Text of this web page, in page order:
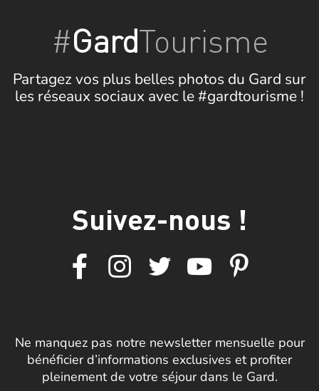
#GardTourisme
Partagez vos plus belles photos du Gard sur
les réseaux sociaux avec le #gardtourisme !
Suivez-nous !
Ne manquez pas notre newsletter mensuelle pour
bénéficier d’informations exclusives et profiter
pleinement de votre séjour dans le Gard.